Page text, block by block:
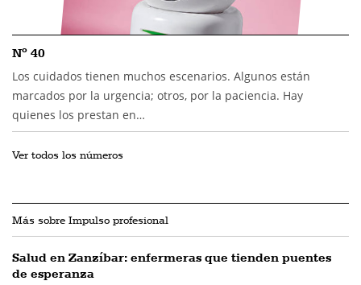
Nº 40
Los cuidados tienen muchos escenarios. Algunos están
marcados por la urgencia; otros, por la paciencia. Hay
quienes los prestan en…
Ver todos los números
Más sobre Impulso profesional
Salud en Zanzíbar: enfermeras que tienden puentes
de esperanza